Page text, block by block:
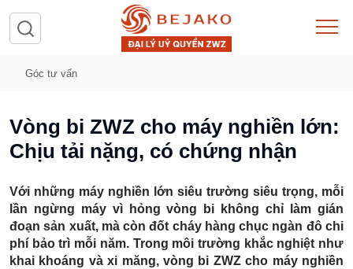
Góc tư vấn
Vòng bi ZWZ cho máy nghiền lớn:
Chịu tải nặng, có chứng nhận
Với những máy nghiền lớn siêu trường siêu trọng, mỗi
lần ngừng máy vì hỏng vòng bi không chỉ làm gián
đoạn sản xuất, mà cònđốt cháy hàng chục ngàn đô chi
phí bảo trì mỗi năm. Trong môi trường khắc nghiệt như
khai khoáng và xi măng, vòng bi ZWZ cho máy nghiền